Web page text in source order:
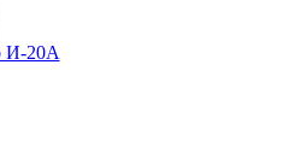
И-20А